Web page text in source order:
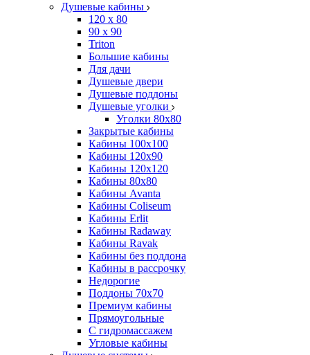
Душевые кабины
120 x 80
90 х 90
Triton
Большие кабины
Для дачи
Душевые двери
Душевые поддоны
Душевые уголки
Уголки 80х80
Закрытые кабины
Кабины 100x100
Кабины 120x90
Кабины 120х120
Кабины 80х80
Кабины Avanta
Кабины Coliseum
Кабины Erlit
Кабины Radaway
Кабины Ravak
Кабины без поддона
Кабины в рассрочку
Недорогие
Поддоны 70x70
Премиум кабины
Прямоугольные
С гидромассажем
Угловые кабины